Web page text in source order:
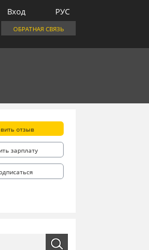
РУС
Вход
ОБРАТНАЯ СВЯЗЬ
отзыв
зарплату